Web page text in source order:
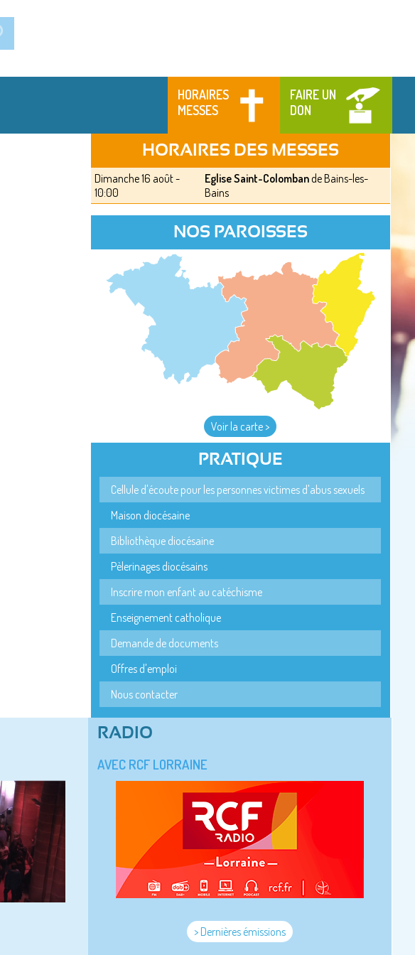
HORAIRES
MESSES
FAIRE UN
DON
HORAIRES DES MESSES
Dimanche 16 août -
10:00
Eglise Saint-Colombande Bains-les-
Bains
NOS PAROISSES
Voir la carte >
PRATIQUE
Cellule d'écoute pour les personnes victimes d'abus sexuels
Maison diocésaine
Bibliothèque diocésaine
Pèlerinages diocésains
Inscrire mon enfant au catéchisme
Enseignement catholique
Demande de documents
Offres d'emploi
Nous contacter
RADIO
AVEC RCF LORRAINE
> Dernières émissions